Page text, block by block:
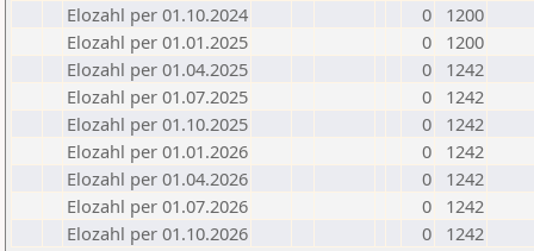
Elozahl per 01.10.2024
0
1200
Elozahl per 01.01.2025
0
1200
Elozahl per 01.04.2025
0
1242
Elozahl per 01.07.2025
0
1242
Elozahl per 01.10.2025
0
1242
Elozahl per 01.01.2026
0
1242
Elozahl per 01.04.2026
0
1242
Elozahl per 01.07.2026
0
1242
Elozahl per 01.10.2026
0 1242